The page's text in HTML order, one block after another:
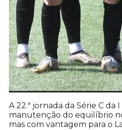
A 22.ª jornada da Série C
manutenção do equilíbrio
mas com vantagem para o